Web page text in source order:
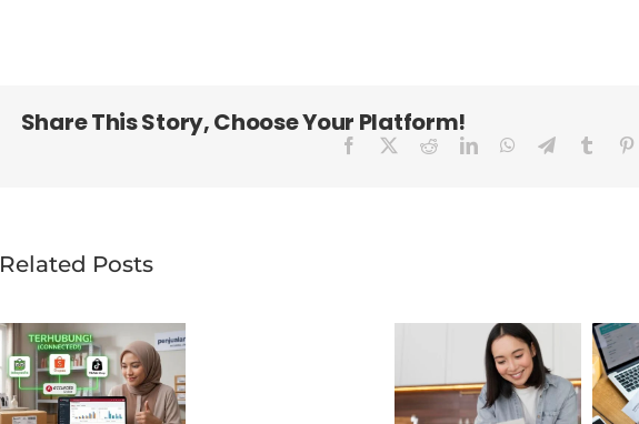
Share This Story, Choose Your Platform!
Facebook RedditLinkedInWhatsApp
TelegramTumblr
Related Posts